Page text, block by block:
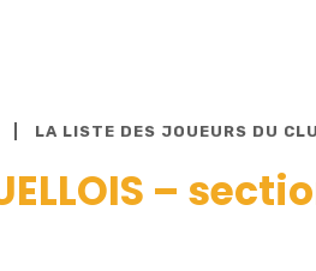
LA LISTE DES JOUEURS DU
–